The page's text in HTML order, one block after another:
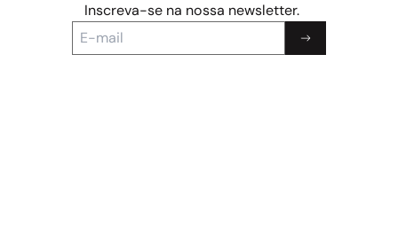
Inscreva-se na nossa newsletter.